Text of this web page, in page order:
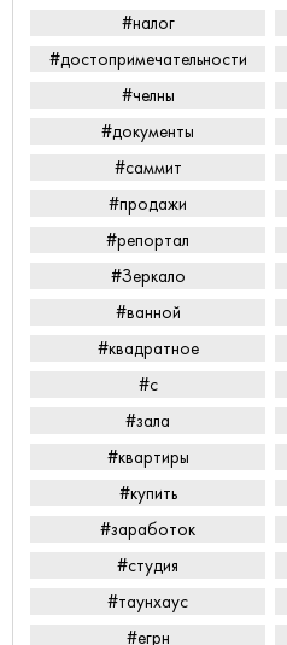
#налог
#достопримечательности
#челны
#документы
#саммит
#продажи
#репортал
#Зеркало
#ванной
#квадратное
#с
#зала
#квартиры
#купить
#заработок
#студия
#таунхаус
#егрн